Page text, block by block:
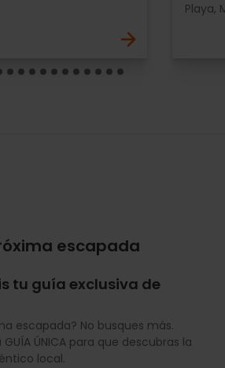
Playa,
escapada
tu guía exclusiva de
escapada? No busques más.
ÚNICA para que descubras la
local.